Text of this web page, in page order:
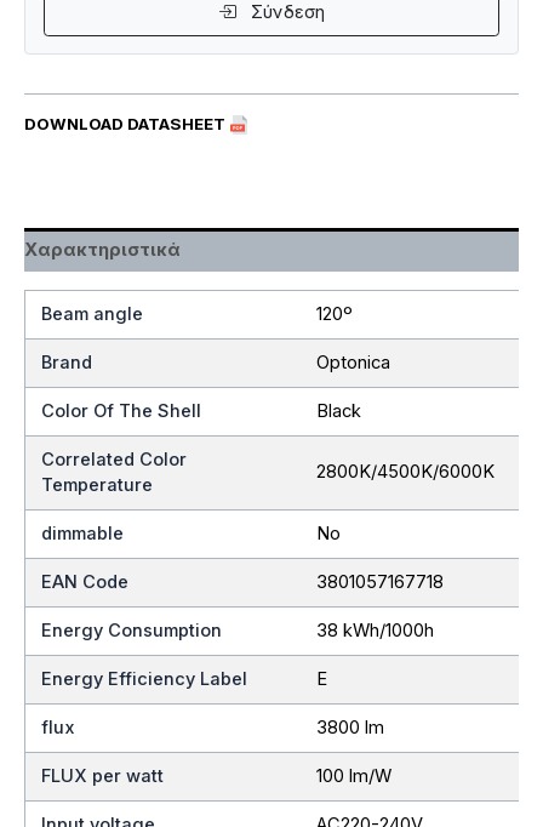
DOWNLOAD DATASHEET
Σύνδεση
Χαρακτηριστικά
Beam angle 120º
Brand Optonica
Color Of The Shell Black
Correlated Color
Temperature
2800K/4500K/6000K
dimmable No
EAN Code 3801057167718
Energy Consumption 38 kWh/1000h
Energy Efficiency Label E
flux 3800 lm
FLUX per watt 100 lm/W